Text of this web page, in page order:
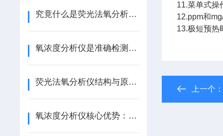
究竟什么是荧光法氧分析仪？它又是如何工作的？
氧浓度分析仪是准确检测气体中氧气含量/浓度的专用仪器
荧光法氧分析仪结构与原理：危险气体如何被“精准捕捉”？
氧浓度分析仪核心优势：精度、稳定与智能化的三重保障
11.菜单式操
12.ppm和
13.极短预热
上一个